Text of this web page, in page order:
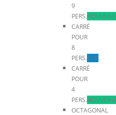
9
PERS.NOUVEAU
CARRÉ
POUR
8
PERS.TOP
CARRÉ
POUR
4
PERS.NOUVEAU
OCTAGONAL